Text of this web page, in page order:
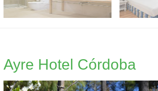
Ayre Hotel Córdoba